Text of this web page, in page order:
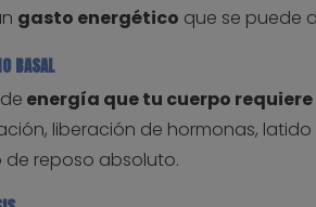
gasto energético que se puede
BASAL
energía que tu cuerpo
liberación de hormonas,
de reposo absoluto.